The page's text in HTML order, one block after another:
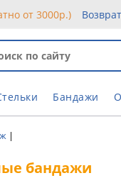
от 3000р.) Возврат
Бандажи
|
бандажи